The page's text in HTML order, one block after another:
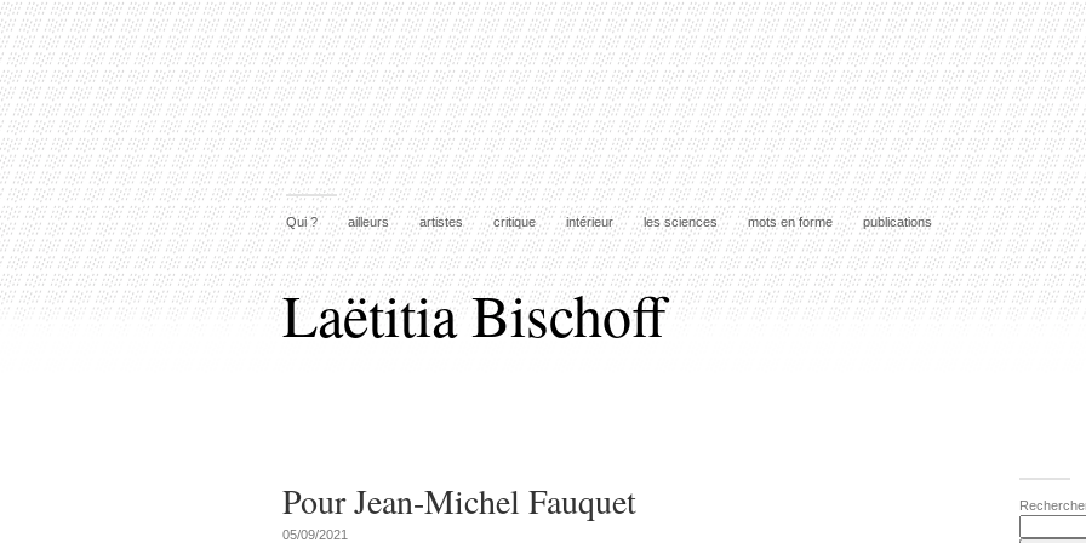
Qui ? ailleurs artistes critique intérieur les sciences mots en forme publications
Laëtitia Bischoff
Pour Jean-Michel Fauquet
05/09/2021